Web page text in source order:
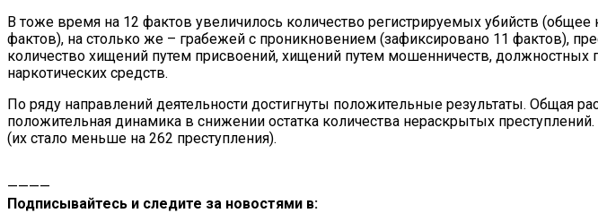
В тоже время на 12 фактов увеличилось количество регистрируемых убийств
фактов), на столько же – грабежей с проникновением (зафиксировано 11 фактов),
количество хищений путем присвоений, хищений путем мошенничеств,
наркотических средств.
По ряду направлений деятельности достигнуты положительные результаты. Общая
положительная динамика в снижении остатка количества нераскрытых
(их стало меньше на 262 преступления).
————
Подписывайтесь и следите за новостями в: